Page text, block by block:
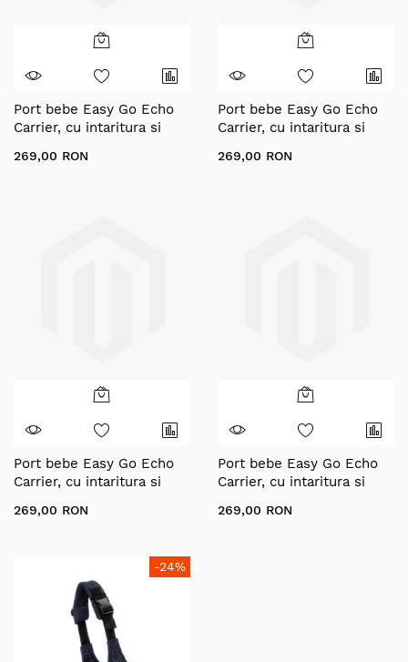
Port bebe Easy Go Echo
Carrier, cu intaritura si
Sage Green
269,00 RON
Port bebe Easy Go Echo
Carrier, cu intaritura si
Savana Beige
269,00 RON
Port bebe Easy Go Echo
Carrier, cu intaritura si
Cloud Gray
269,00 RON
Port bebe Easy Go Echo
Carrier, cu intaritura si
Ebony Black
269,00 RON
-24%